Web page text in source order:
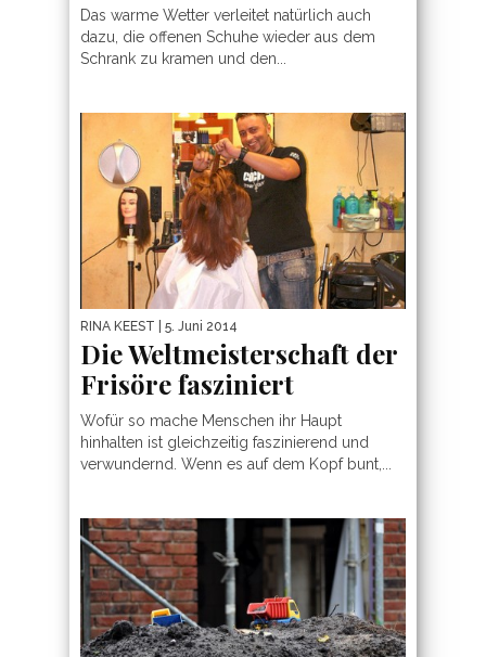
Das warme Wetter verleitet natürlich auch
dazu, die offenen Schuhe wieder aus dem
Schrank zu kramen und den...
RINA KEEST | 5. Juni 2014
Die Weltmeisterschaft der
Frisöre fasziniert
Wofür so mache Menschen ihr Haupt
hinhalten ist gleichzeitig faszinierend und
verwundernd. Wenn es auf dem Kopf bunt,...